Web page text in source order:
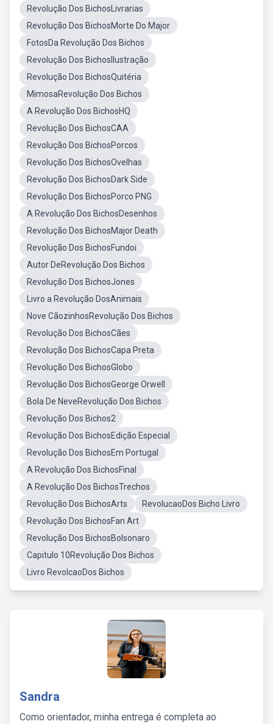
Revolução Dos BichosLivrarias
Revolução Dos BichosMorte Do Major
FotosDa Revolução Dos Bichos
Revolução Dos BichosIlustração
Revolução Dos BichosQuitéria
MimosaRevolução Dos Bichos
A Revolução Dos BichosHQ
Revolução Dos BichosCAA
Revolução Dos BichosPorcos
Revolução Dos BichosOvelhas
Revolução Dos BichosDark Side
Revolução Dos BichosPorco PNG
A Revolução Dos BichosDesenhos
Revolução Dos BichosMajor Death
Revolução Dos BichosFundoi
Autor DeRevolução Dos Bichos
Revolução Dos BichosJones
Livro a Revolução DosAnimais
Nove CãozinhosRevolução Dos Bichos
Revolução Dos BichosCães
Revolução Dos BichosCapa Preta
Revolução Dos BichosGlobo
Revolução Dos BichosGeorge Orwell
Bola De NeveRevolução Dos Bichos
Revolução Dos Bichos2
Revolução Dos BichosEdição Especial
Revolução Dos BichosEm Portugal
A Revolução Dos BichosFinal
A Revolução Dos BichosTrechos
Revolução Dos BichosArts
RevolucaoDos Bicho Livro
Revolução Dos BichosFan Art
Revolução Dos BichosBolsonaro
Capitulo 10Revolução Dos Bichos
Livro RevolcaoDos Bichos
Sandra
Como orientador, minha entrega é completa ao